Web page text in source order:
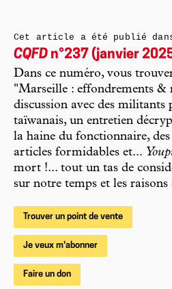
Cet article a été publié
CQFD n°237 (janvier
Dans ce numéro, vous
"Marseille : effondrements &
discussion avec des militants
taïwanais, un entretien
la haine du fonctionnaire, des
articles formidables et...
mort !... tout un tas de
sur notre temps et les
Trouver un point de vente
Je veux m'abonner
Faire un don